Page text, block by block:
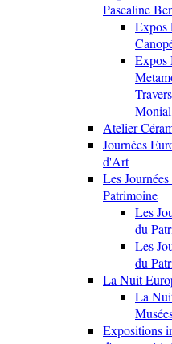
Pascaline
Expos
Expos
Atelier
Journées
d'Art
Les
Patrimoine
Les
du
Les
du
La Nuit
La
Expositions